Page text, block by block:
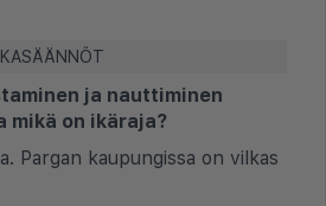
ja nauttiminen
mikä on ikäraja?
Pargan kaupungissa on vilkas